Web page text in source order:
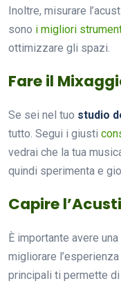
Inoltre, misurare
sono i migliori
ottimizzare gli spazi.
Fare il
Se sei nel tuo studio
tutto. Segui i giusti
vedrai che la tua
quindi sperimenta e
Capire
È importante avere
migliorare
principali ti permette